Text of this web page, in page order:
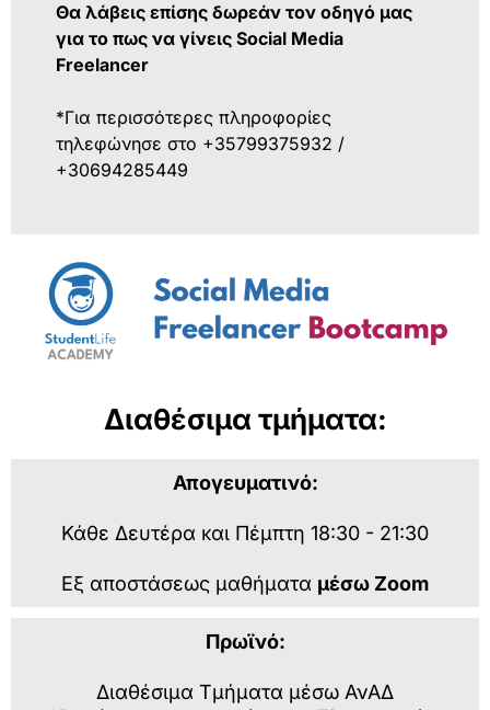
Θα λάβεις επίσης δωρεάν τον οδηγό μας
για το πως να γίνεις Social Media
Freelancer
*Για περισσότερες πληροφορίες
τηλεφώνησε στο +35799375932 /
+30694285449
Διαθέσιμα τμήματα:
Απογευματινό:
Κάθε Δευτέρα και Πέμπτη 18:30 - 21:30
Εξ αποστάσεως μαθήματα μέσω Zoom
Πρωϊνό:
Διαθέσιμα Τμήματα μέσω ΑνΑΔ